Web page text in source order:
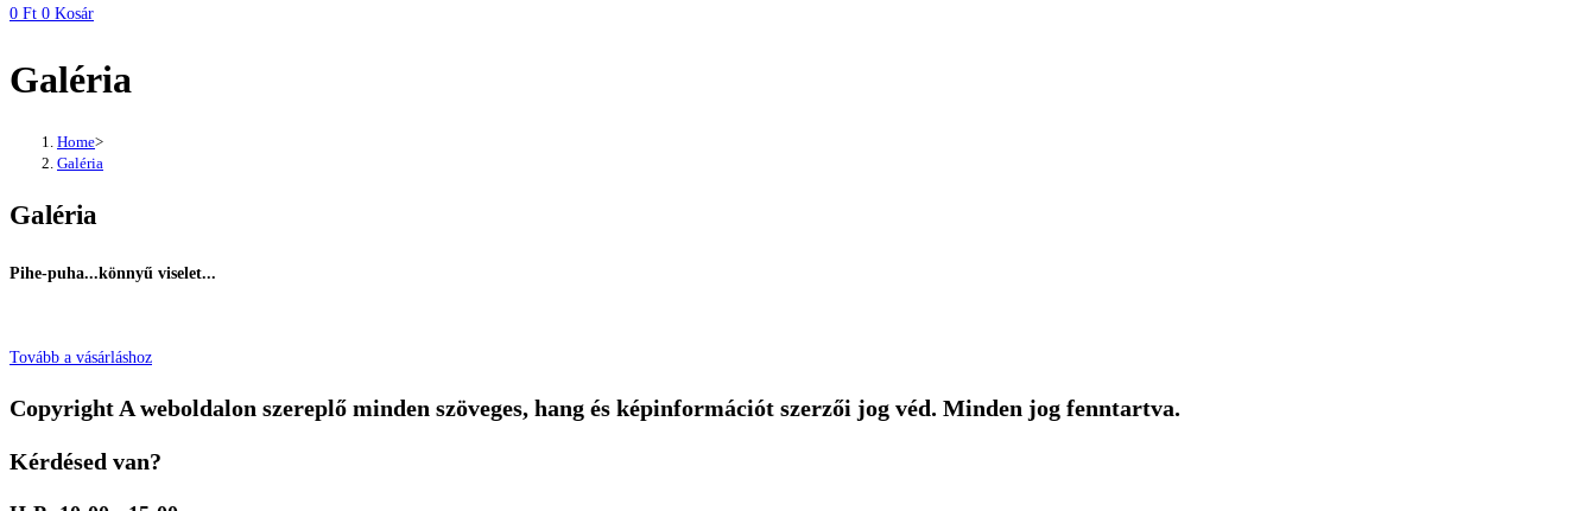
0 Ft 0 Kosár
Galéria
Home>
Galéria
Galéria
Pihe-puha...könnyű viselet...
Tovább a vásárláshoz
Copyright A weboldalon szereplő minden szöveges, hang és képinformációt szerzői jog véd. Minden jog fenntartva.
Kérdésed van?